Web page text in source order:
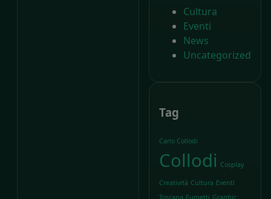
Cultura
Eventi
News
Uncategorized
Tag
Carlo Collodi
Collodi Cosplay
Creatività Cultura Eventi
Toscana Fumetti Graphic